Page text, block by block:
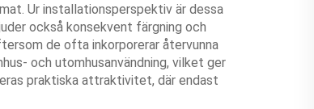
Ur installationsperspektiv är dessa
också konsekvent färgning och
de ofta inkorporerar återvunna
och utomhusanvändning, vilket ger
praktiska attraktivitet, där endast